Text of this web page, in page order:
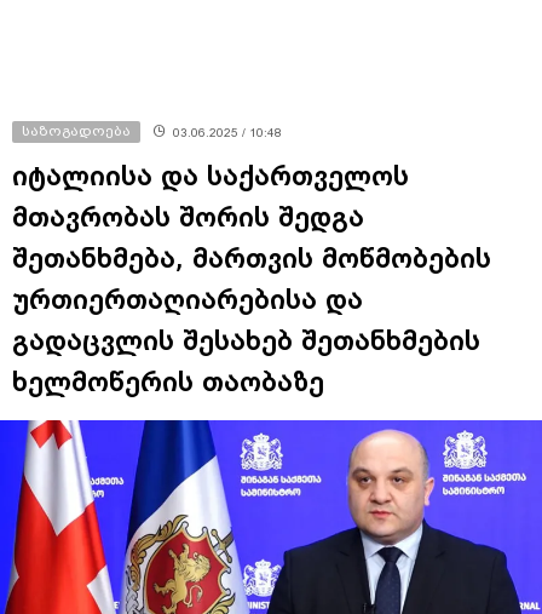
საზოგადოება 03.06.2025 / 10:48
იტალიისა და საქართველოს
მთავრობას შორის შედგა
შეთანხმება, მართვის მოწმობების
ურთიერთაღიარებისა და
გადაცვლის შესახებ შეთანხმების
ხელმოწერის თაობაზე